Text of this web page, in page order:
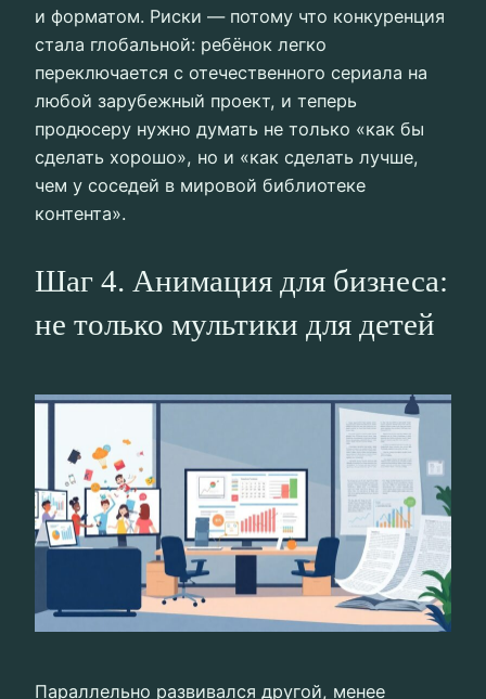
и форматом. Риски — потому что конкуренция
стала глобальной: ребёнок легко
переключается с отечественного сериала на
любой зарубежный проект, и теперь
продюсеру нужно думать не только «как бы
сделать хорошо», но и «как сделать лучше,
чем у соседей в мировой библиотеке
контента».
Шаг 4. Анимация для бизнеса:
не только мультики для детей
Параллельно развивался другой, менее